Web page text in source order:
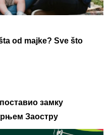
od majke? Sve što
замку
Заостру